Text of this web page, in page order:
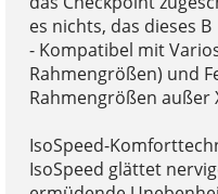
es nichts, das dieses B
- Kompatibel mit
Rahmengrößen) und
Rahmengrößen außer
IsoSpeed-
IsoSpeed glättet